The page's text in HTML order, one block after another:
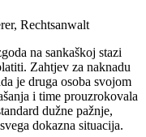
Rechtsanwalt
na sankaškoj stazi
Zahtjev za naknadu
je druga osoba svojom
i time prouzrokovala
dužne pažnje,
dokazna situacija.